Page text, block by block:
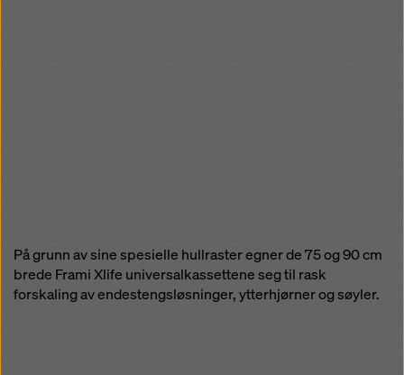
På grunn av sine spesielle hullraster egner de 75 og 90 cm
brede Frami Xlife universalkassettene seg til rask
forskaling av endestengsløsninger, ytterhjørner og søyler.